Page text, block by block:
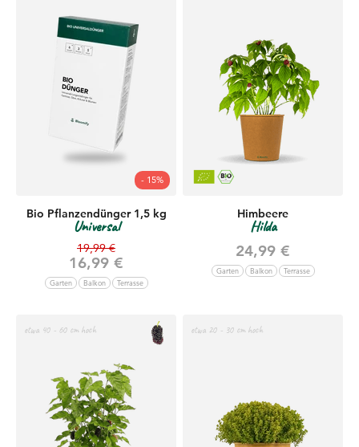
- 15%
Bio Pflanzendünger 1,5 kg
Universal
Angebot
16,99 €
Regulärer Preis
19,99 €
Garten Balkon Terrasse
Himbeere
Hilda
Angebot
24,99 €
Garten Balkon Terrasse
etwa 40 - 60 cm hoch etwa 20 - 30 cm hoch